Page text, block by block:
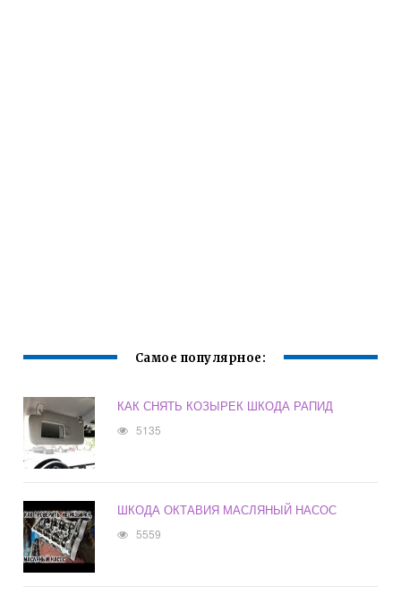
Самое популярное:
КАК СНЯТЬ КОЗЫРЕК ШКОДА РАПИД
5135
ШКОДА ОКТАВИЯ МАСЛЯНЫЙ НАСОС
5559